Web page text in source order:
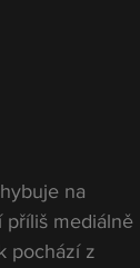
na
příliš mediálně
pochází z